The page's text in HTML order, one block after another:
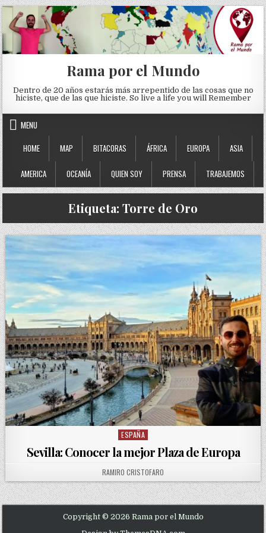
Skip to content
Rama por el Mundo
Dentro de 20 años estarás más arrepentido de las cosas que no
hiciste, que de las que hiciste. So live a life you will Remember
MENU
HOME
MAP BITACORAS ÁFRICA EUROPA ASIA
AMERICA OCEANÍA QUIEN SOY PRENSA TRABAJEMOS
Etiqueta: Torre de Oro
Posted in
ESPAÑA
Sevilla: Conocer la mejor Plaza de Europa
AUTHOR:
RAMIRO CRISTOFARO
Copyright © 2026 Rama por el Mundo